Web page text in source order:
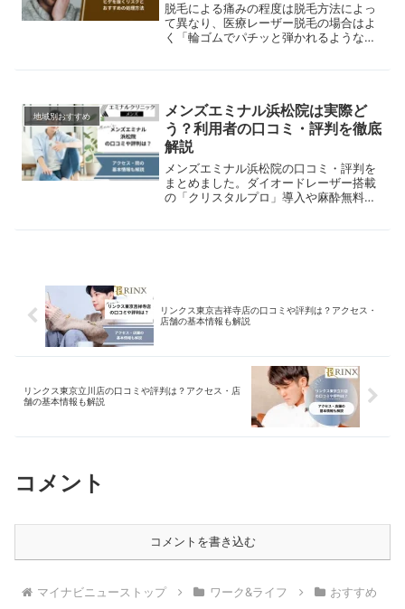
脱毛による痛みの程度は脱毛方法によっ
て異なり、医療レーザー脱毛の場合はよ
く「輪ゴムでパチッと弾かれるような感
気がする」という感想も…。医療レーザ
ー脱毛の痛みは本当に耐えがたいものな
のでしょうか？また、施術を受けるごと
に痛みは増していくのでしょうか？本記
事では、脱毛方法の種類や仕組み、医療
レーザー脱毛の痛みが強い理由、男性が
痛みを感じやすい部位、そして回数を重
地域別おすすめ
メンズエミナル浜松院は実際ど
う？利用者の口コミ・評判を徹底
解説
メンズエミナル浜松院の口コミ・評判を
まとめました。ダイオードレーザー搭載
の「クリスタルプロ」導入や麻酔無料の
に特徴をわかりやすく解説しています。
リンクス東京吉祥寺店の口コミや評判は？アクセス・
店舗の基本情報も解説
リンクス東京立川店の口コミや評判は？アクセス・店
舗の基本情報も解説
コメント
コメントを書き込む
マイナビニューストップ ワーク&ライフ おすすめ